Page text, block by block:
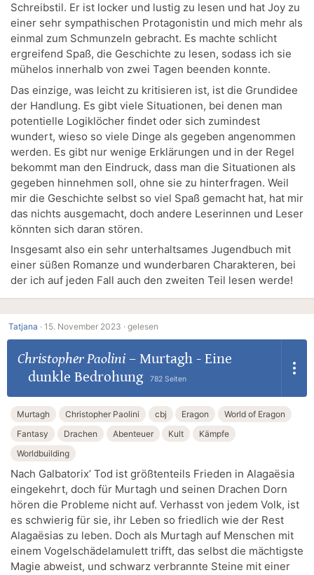
Schreibstil. Er ist locker und lustig zu lesen und hat Joy zu
einer sehr sympathischen Protagonistin und mich mehr als
einmal zum Schmunzeln gebracht. Es machte schlicht
ergreifend Spaß, die Geschichte zu lesen, sodass ich sie
mühelos innerhalb von zwei Tagen beenden konnte.
Das einzige, was leicht zu kritisieren ist, ist die Grundidee
der Handlung. Es gibt viele Situationen, bei denen man
potentielle Logiklöcher findet oder sich zumindest
wundert, wieso so viele Dinge als gegeben angenommen
werden. Es gibt nur wenige Erklärungen und in der Regel
bekommt man den Eindruck, dass man die Situationen als
gegeben hinnehmen soll, ohne sie zu hinterfragen. Weil
mir die Geschichte selbst so viel Spaß gemacht hat, hat mir
das nichts ausgemacht, doch andere Leserinnen und Leser
könnten sich daran stören.
Insgesamt also ein sehr unterhaltsames Jugendbuch mit
einer süßen Romanze und wunderbaren Charakteren, bei
der ich auf jeden Fall auch den zweiten Teil lesen werde!
Tatjana · 15. November 2023 · gelesen
Christopher Paolini– Murtagh - Eine
dunkle Bedrohung
782 Seiten
Murtagh Christopher Paolini cbj Eragon
World of Eragon
Fantasy
Drachen Abenteuer Kult
Kämpfe
Worldbuilding
Nach Galbatorix’ Tod ist größtenteils Frieden in Alagaësia
eingekehrt, doch für Murtagh und seinen Drachen Dorn
hören die Probleme nicht auf. Verhasst von jedem Volk, ist
es schwierig für sie, ihr Leben so friedlich wie der Rest
Alagaësias zu leben. Doch als Murtagh auf Menschen mit
einem Vogelschädelamulett trifft, das selbst die mächtigste
Magie abweist, und schwarz verbrannte Steine mit einer